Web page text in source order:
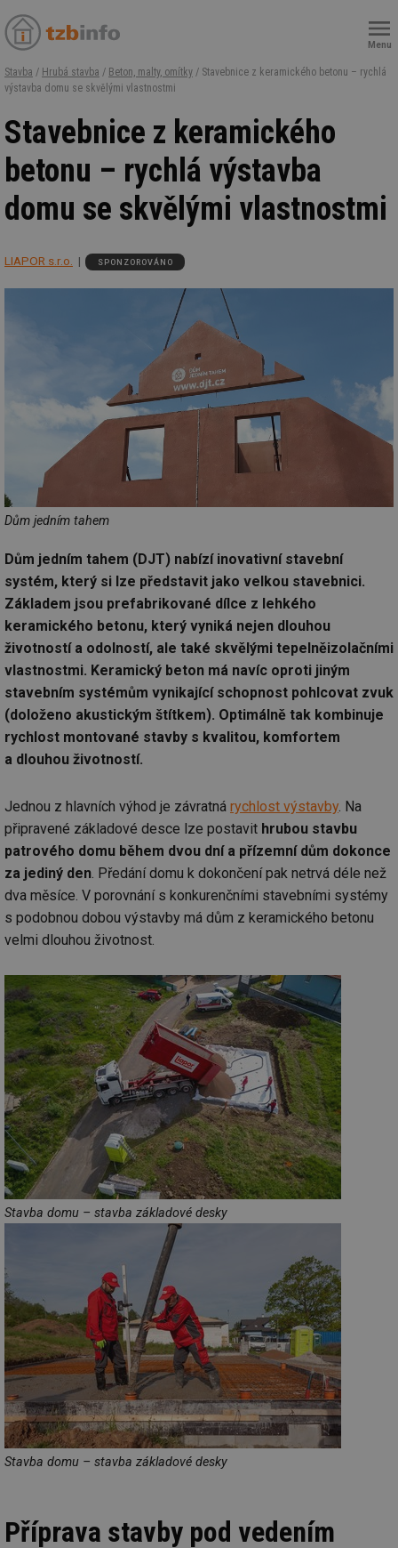
Menu
Stavba / Hrubá stavba / Beton, malty, omítky / Stavebnice z keramického betonu – rychlá
výstavba domu se skvělými vlastnostmi
Stavebnice z keramického
betonu – rychlá výstavba
domu se skvělými vlastnostmi
LIAPOR s.r.o. SPONZOROVÁNO
Dům jedním tahem
Dům jedním tahem (DJT) nabízí inovativní stavební
systém, který si lze představit jako velkou stavebnici.
Základem jsou prefabrikované dílce z lehkého
keramického betonu, který vyniká nejen dlouhou
životností a odolností, ale také skvělými tepelněizolačními
vlastnostmi. Keramický beton má navíc oproti jiným
stavebním systémům vynikající schopnost pohlcovat zvuk
(doloženo akustickým štítkem). Optimálně tak kombinuje
rychlost montované stavby s kvalitou, komfortem
a dlouhou životností.
Jednou z hlavních výhod je závratná rychlost výstavby. Na
připravené základové desce lze postavit hrubou stavbu
patrového domu během dvou dní a přízemní dům dokonce
za jediný den . Předání domu k dokončení pak netrvá déle než
dva měsíce. V porovnání s konkurenčními stavebními systémy
s podobnou dobou výstavby má dům z keramického betonu
velmi dlouhou životnost.
Stavba domu – stavba základové desky
Stavba domu – stavba základové desky
Příprava stavby pod vedením